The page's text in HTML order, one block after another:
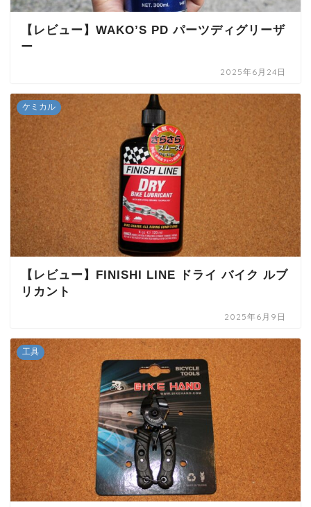
【レビュー】WAKO’S PD パーツディグリーザ
ー
2025年6月24日
ケミカル
【レビュー】FINISHI LINE ドライ バイク ルブ
リカント
2025年6月9日
工具